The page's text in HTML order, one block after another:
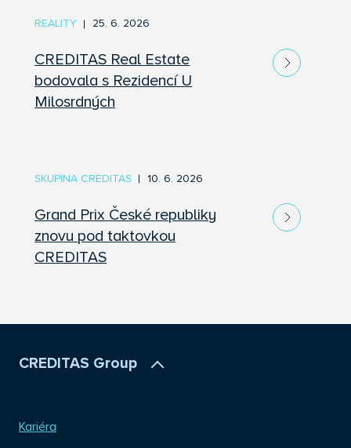
CREDITAS Real Estate
bodovala s Rezidencí U
Milosrdných
25. 6. 2026
REALITY
Grand Prix České republiky
znovu pod taktovkou
CREDITAS
10. 6. 2026
SKUPINA CREDITAS
CREDITAS Group
Kariéra